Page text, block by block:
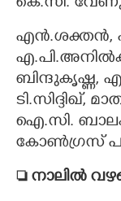
എൻ.ശക്തൻ,
ബിന്ദുകൃഷ്ണ,
ടി.സിദ്ദിഖ്,
ഐ.സി.
കോൺഗ്രസ്
 നാലിൽ